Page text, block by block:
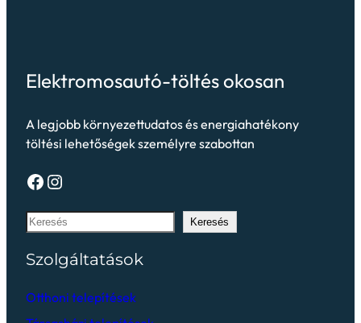
Elektromosautó-töltés okosan
A legjobb környezettudatos és energiahatékony
töltési lehetőségek személyre szabottan
Keresés
Szolgáltatások
Otthoni telepítések